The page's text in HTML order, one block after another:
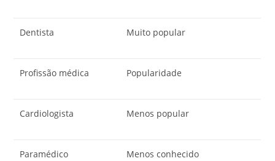
Dentista Muito popular
Profissão médica Popularidade
Cardiologista Menos popular
Paramédico Menos conhecido